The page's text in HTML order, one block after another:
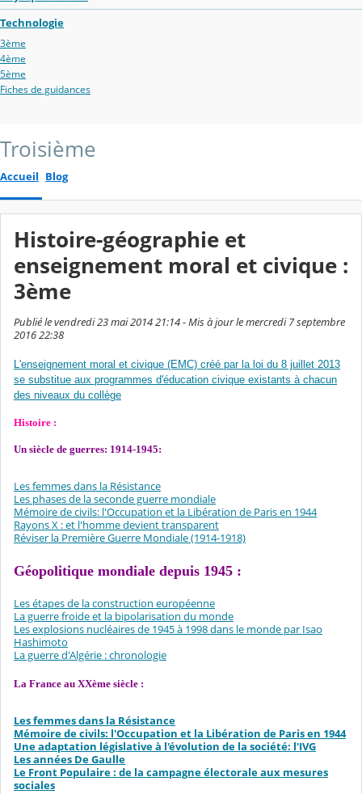
Technologie
3ème
4ème
5ème
Fiches de guidances
Troisième
Accueil Blog
Histoire-géographie et
enseignement moral et civique :
3ème
Publié le vendredi 23 mai 2014 21:14 - Mis à jour le mercredi 7 septembre
2016 22:38
L'enseignement moral et civique (EMC) créé par la loi du 8 juillet 2013
se substitue aux programmes d'éducation civique existants à chacun
des niveaux du collège
Histoire :
Un siècle de guerres: 1914-1945:
Les femmes dans la Résistance
Les phases de la seconde guerre mondiale
Mémoire de civils: l'Occupation et la Libération de Paris en 1944
Rayons X : et l'homme devient transparent
Réviser la Première Guerre Mondiale (1914-1918)
Géopolitique mondiale depuis 1945 :
Les étapes de la construction européenne
La guerre froide et la bipolarisation du monde
Les explosions nucléaires de 1945 à 1998 dans le monde par Isao
Hashimoto
La guerre d'Algérie : chronologie
La France au XXème siècle :
Les femmes dans la Résistance
Mémoire de civils: l'Occupation et la Libération de Paris en 1944
Une adaptation législative à l'évolution de la société: l'IVG
Les années De Gaulle
Le Front Populaire : de la campagne électorale aux mesures
sociales